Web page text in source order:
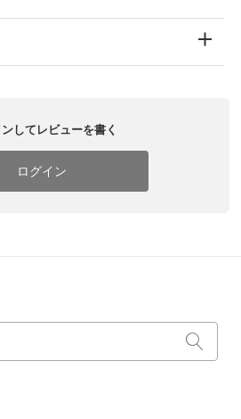
してレビューを書く
ログイン